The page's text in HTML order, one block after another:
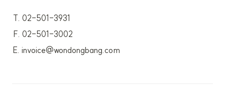
T. 02-501-3931
F. 02-501-3002
E. invoice@wondongbang.com